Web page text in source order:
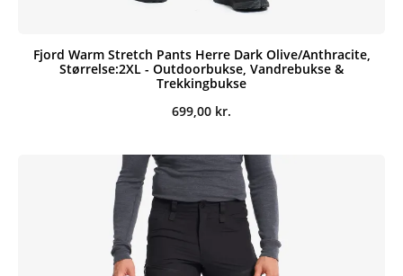
Fjord Warm Stretch Pants Herre Dark Olive/Anthracite,
Størrelse:2XL - Outdoorbukse, Vandrebukse &
Trekkingbukse
699,00 kr.